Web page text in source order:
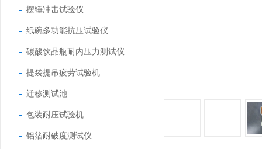
摆锤冲击试验仪
纸碗多功能抗压试验仪
碳酸饮品瓶耐内压力测试仪
提袋提吊疲劳试验机
迁移测试池
包装耐压试验机
铝箔耐破度测试仪